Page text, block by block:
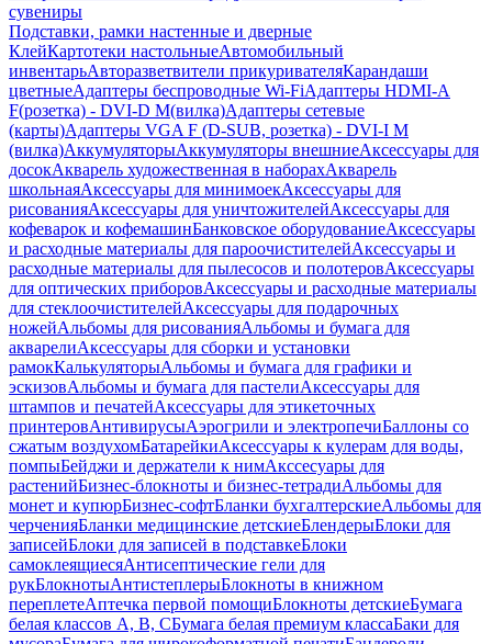
сувениры
Подставки, рамки настенные и дверные
КлейКартотеки настольныеАвтомобильный
инвентарьАвторазветвители прикуривателяКарандаши
цветныеАдаптеры беспроводные Wi-FiАдаптеры HDMI-A
F(розетка) - DVI-D M(вилка)Адаптеры сетевые
(карты)Адаптеры VGA F (D-SUB, розетка) - DVI-I M
(вилка)АккумуляторыАккумуляторы внешниеАксессуары для
досокАкварель художественная в наборахАкварель
школьнаяАксессуары для минимоекАксессуары для
рисованияАксессуары для уничтожителейАксессуары для
кофеварок и кофемашинБанковское оборудованиеАксессуары
и расходные материалы для пароочистителейАксессуары и
расходные материалы для пылесосов и полотеровАксессуары
для оптических приборовАксессуары и расходные материалы
для стеклоочистителейАксессуары для подарочных
ножейАльбомы для рисованияАльбомы и бумага для
акварелиАксессуары для сборки и установки
рамокКалькуляторыАльбомы и бумага для графики и
эскизовАльбомы и бумага для пастелиАксессуары для
штампов и печатейАксессуары для этикеточных
принтеровАнтивирусыАэрогрили и электропечиБаллоны со
сжатым воздухомБатарейкиАксессуары к кулерам для воды,
помпыБейджи и держатели к нимАкссесуары для
растенийБизнес-блокноты и бизнес-тетрадиАльбомы для
монет и купюрБизнес-софтБланки бухгалтерскиеАльбомы для
черченияБланки медицинские детскиеБлендерыБлоки для
записейБлоки для записей в подставкеБлоки
самоклеящиесяАнтисептические гели для
рукБлокнотыАнтистеплерыБлокноты в книжном
переплетеАптечка первой помощиБлокноты детскиеБумага
белая классов А, В, СБумага белая премиум классаБаки для